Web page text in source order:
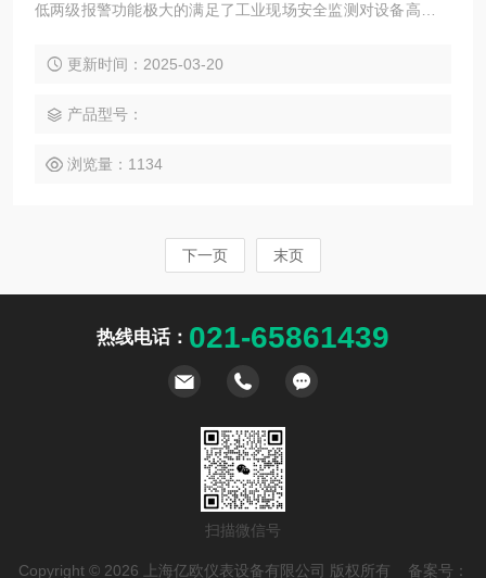
低两级报警功能极大的满足了工业现场安全监测对设备高可靠
用于石油、化工、冶金、炼化、生物制药、家居环保、学校实
更新时间：2025-03-20
产品型号：
浏览量：1134
下一页 末页
热线电话： 021-65861439
扫描微信号
Copyright © 2026 上海亿欧仪表设备有限公司 版权所有 备案号：